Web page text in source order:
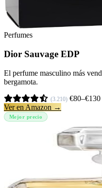
Perfumes
Dior Sauvage EDP
El perfume masculino más
bergamota.
(3.210) €80–€130
Ver en Amazon →
Mejor precio